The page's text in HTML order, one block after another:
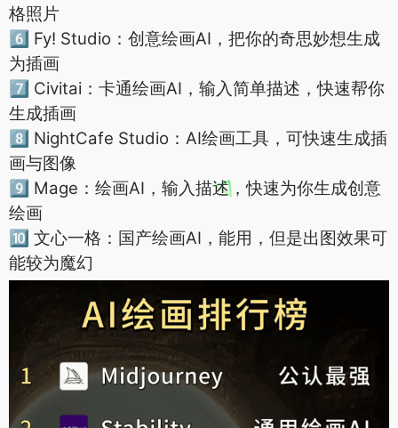
格照片
6⃣️ Fy! Studio：创意绘画AI，把你的奇思妙想生成
为插画
7⃣️ Civitai：卡通绘画AI，输入简单描述，快速帮你
生成插画
8⃣️ NightCafe Studio：AI绘画工具，可快速生成插
画与图像
9⃣️ Mage：绘画AI，输入描述，快速为你生成创意
绘画
🔟 文心一格：国产绘画AI，能用，但是出图效果可
能较为魔幻